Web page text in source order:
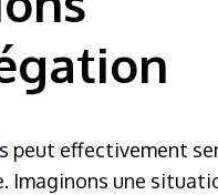
s peut effectivement
Imaginons une